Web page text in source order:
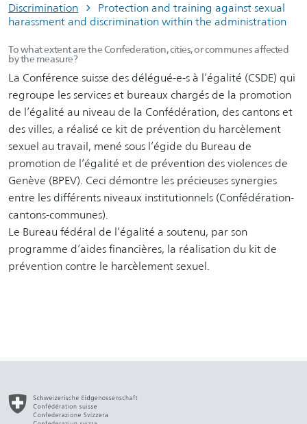
Discrimination
Protection and training against sexual
harassment and discrimination within the administration
To what extent are the Confederation, cities, or communes affected
by the measure?
La Conférence suisse des délégué-e-s à l’égalité (CSDE) qui
regroupe les services et bureaux chargés de la promotion
de l’égalité au niveau de la Confédération, des cantons et
des villes, a réalisé ce kit de prévention du harcèlement
sexuel au travail, mené sous l’égide du Bureau de
promotion de l’égalité et de prévention des violences de
Genève (BPEV). Ceci démontre les précieuses synergies
entre les différents niveaux institutionnels (Confédération-
cantons-communes).
Le Bureau fédéral de l’égalité a soutenu, par son
programme d’aides financières, la réalisation du kit de
prévention contre le harcèlement sexuel.